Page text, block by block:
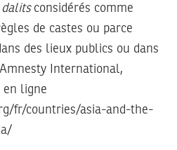
dalits considérés comme
de castes ou parce
des lieux publics ou dans
International,
en ligne
fr/countries/asia-and-the-